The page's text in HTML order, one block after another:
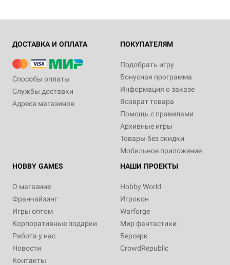
ДОСТАВКА И ОПЛАТА
Способы оплаты
Службы доставки
Адреса магазинов
ПОКУПАТЕЛЯМ
Подобрать игру
Бонусная программа
Информация о заказе
Возврат товара
Помощь с правилами
Архивные игры
Товары без скидки
Мобильное приложение
HOBBY GAMES
О магазине
Франчайзинг
Игры оптом
Корпоративные подарки
Работа у нас
Новости
Контакты
НАШИ ПРОЕКТЫ
Hobby World
Игрокон
Warforge
Мир фантастики
Берсерк
CrowdRepublic